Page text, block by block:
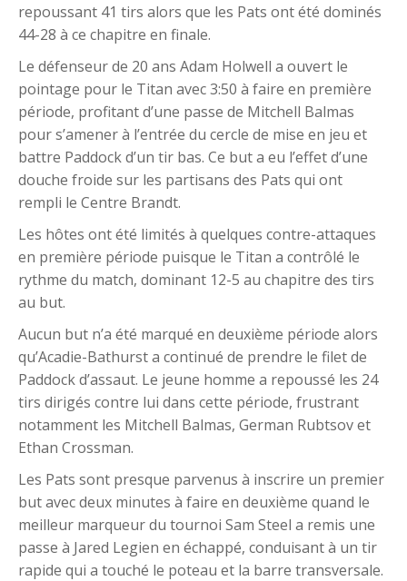
repoussant 41 tirs alors que les Pats ont été dominés
44-28 à ce chapitre en finale.
Le défenseur de 20 ans Adam Holwell a ouvert le
pointage pour le Titan avec 3:50 à faire en première
période, profitant d’une passe de Mitchell Balmas
pour s’amener à l’entrée du cercle de mise en jeu et
battre Paddock d’un tir bas. Ce but a eu l’effet d’une
douche froide sur les partisans des Pats qui ont
rempli le Centre Brandt.
Les hôtes ont été limités à quelques contre-attaques
en première période puisque le Titan a contrôlé le
rythme du match, dominant 12-5 au chapitre des tirs
au but.
Aucun but n’a été marqué en deuxième période alors
qu’Acadie-Bathurst a continué de prendre le filet de
Paddock d’assaut. Le jeune homme a repoussé les 24
tirs dirigés contre lui dans cette période, frustrant
notamment les Mitchell Balmas, German Rubtsov et
Ethan Crossman.
Les Pats sont presque parvenus à inscrire un premier
but avec deux minutes à faire en deuxième quand le
meilleur marqueur du tournoi Sam Steel a remis une
passe à Jared Legien en échappé, conduisant à un tir
rapide qui a touché le poteau et la barre transversale.